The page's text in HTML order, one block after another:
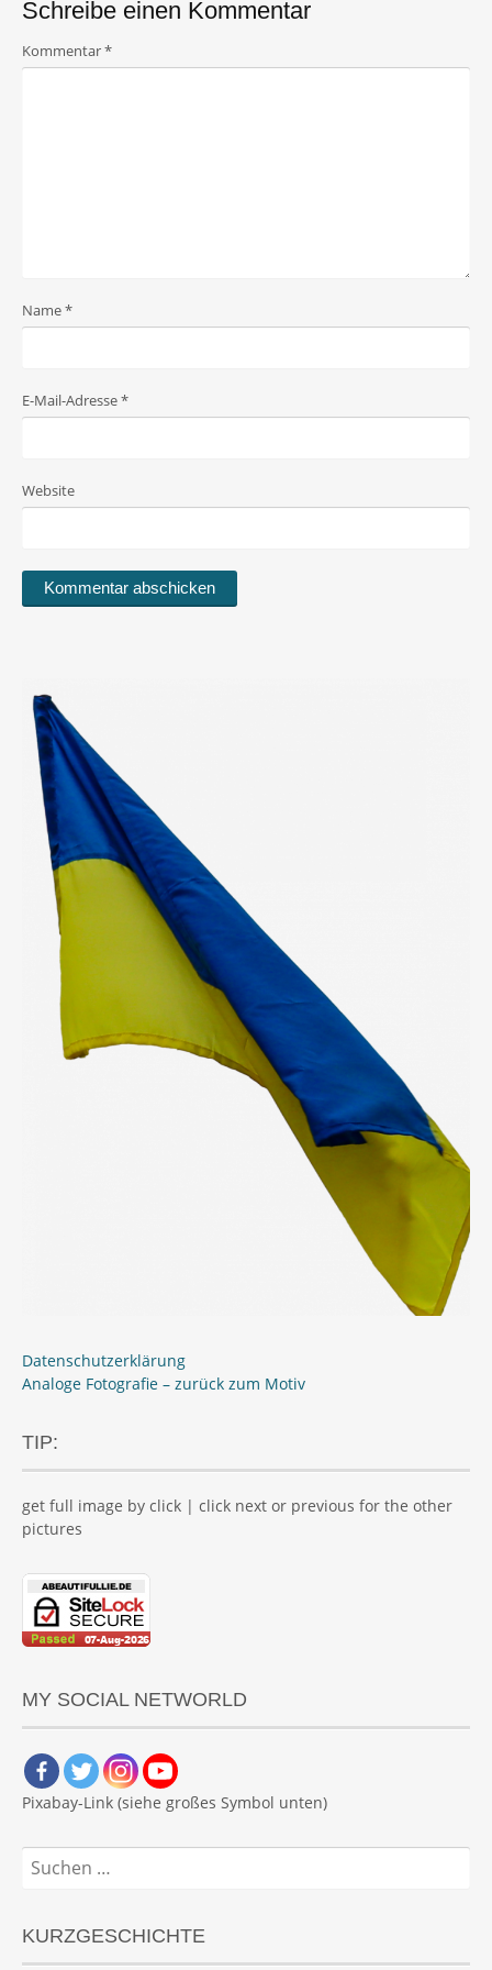
Schreibe einen Kommentar
Kommentar*
Name*
E-Mail-Adresse*
Website
Datenschutzerklärung
Analoge Fotografie – zurück zum Motiv
TIP:
get full image by click | click next or previous for the other
pictures
MY SOCIAL NETWORLD
Pixabay-Link (siehe großes Symbol unten)
Suchen
nach:
KURZGESCHICHTE